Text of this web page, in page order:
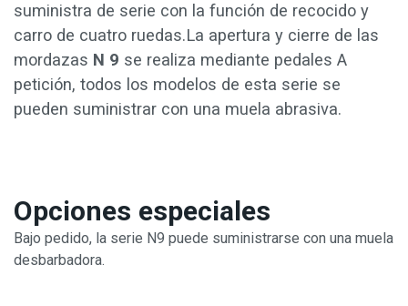
suministra de serie con la función de recocido y
carro de cuatro ruedas.La apertura y cierre de las
mordazas N 9 se realiza mediante pedales A
petición, todos los modelos de esta serie se
pueden suministrar con una muela abrasiva.
Opciones especiales
Bajo pedido, la serie N9 puede suministrarse con una muela
desbarbadora.